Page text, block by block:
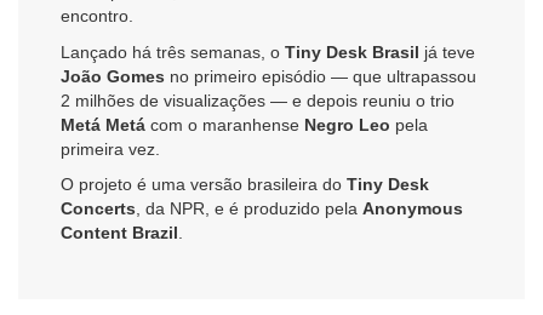
encontro.
Lançado há três semanas, o Tiny Desk Brasil já teve
João Gomes no primeiro episódio — que ultrapassou
2 milhões de visualizações — e depois reuniu o trio
Metá Metá com o maranhense Negro Leo pela
primeira vez.
O projeto é uma versão brasileira do Tiny Desk
Concerts , da NPR, e é produzido pela Anonymous
Content Brazil